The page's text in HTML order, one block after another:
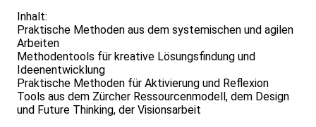
Inhalt:
Praktische Methoden aus dem systemischen und agilen
Arbeiten
Methodentools für kreative Lösungsfindung und
Ideenentwicklung
Praktische Methoden für Aktivierung und Reflexion
Tools aus dem Zürcher Ressourcenmodell, dem Design
und Future Thinking, der Visionsarbeit